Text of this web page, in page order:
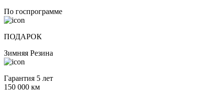
По госпрограмме
ПОДАРОК
Зимняя Резина
Гарантия 5 лет
150 000 км